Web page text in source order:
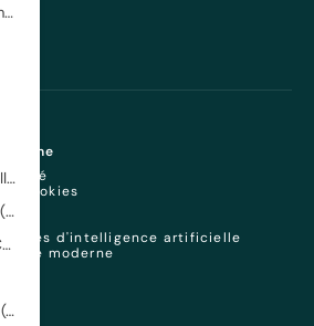
cookies
d'intelligence artificielle
moderne